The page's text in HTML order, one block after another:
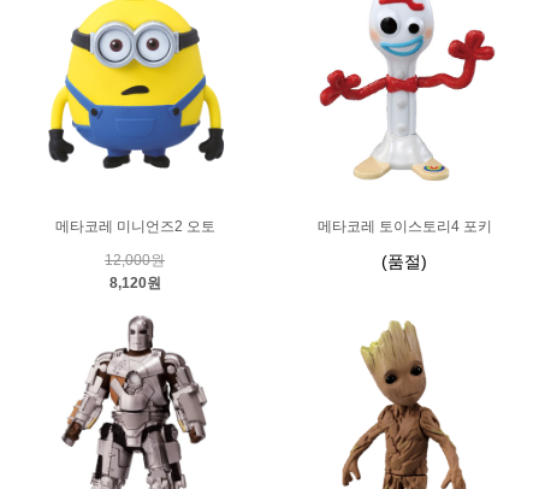
메타코레 미니언즈2 오토
12,000원
8,120원
메타코레 토이스토리4 포키
(품절)